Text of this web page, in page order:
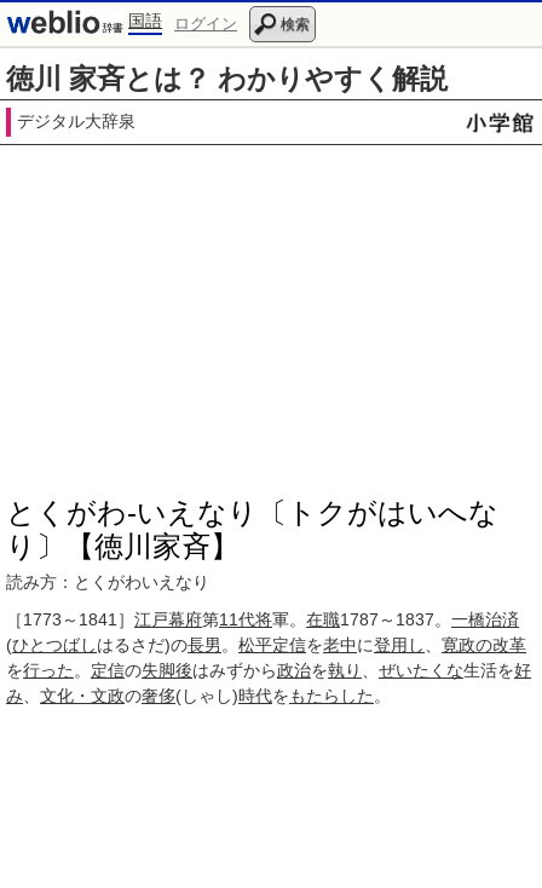
国語 ログイン 検索
徳川 家斉とは？ わかりやすく解説
デジタル大辞泉
とくがわ‐いえなり〔トクがはいへな
り〕【徳川家斉】
読み方：とくがわいえなり
［1773～1841］ 江戸幕府第11代将軍。 在職1787～1837。 一橋治済
(ひとつばしはるさだ)の長男 。 松平定信を老中に登用し
寛政の改革
を行った 。 定信の失脚後はみずから政治を執り ぜいたくな生活を好
み
文化・文政の奢侈(しゃし)時代をもたらした 。